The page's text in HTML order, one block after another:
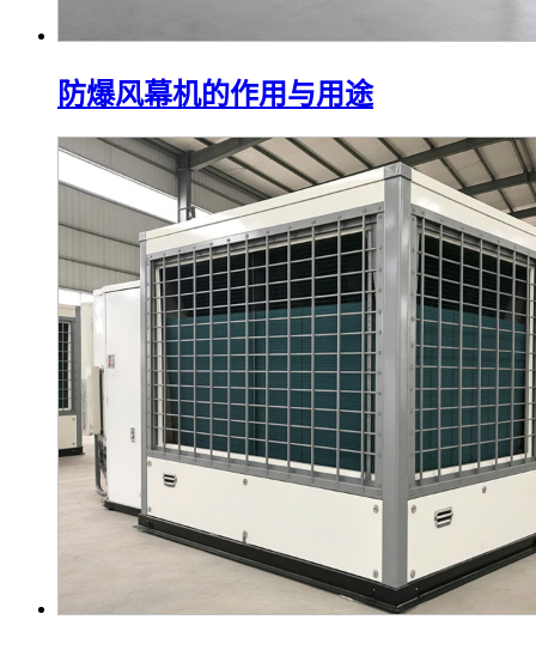
防爆风幕机的作用与用途